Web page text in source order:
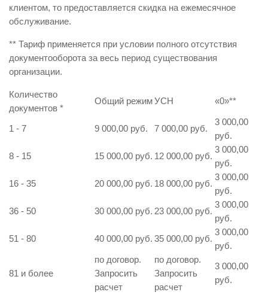
клиентом, то предоставляется скидка на ежемесячное
обслуживание.
** Тариф применяется при условии полного отсутствия
документооборота за весь период существования
организации.
Количество
документов *
Общий режимУСН «0»**
1 - 7 9 000,00 руб. 7 000,00 руб.
3 000,00
руб.
8 - 15
15 000,00 руб. 12 000,00 руб.
3 000,00
руб.
16 - 35
20 000,00 руб. 18 000,00 руб.
3 000,00
руб.
36 - 50
30 000,00 руб. 23 000,00 руб.
3 000,00
руб.
51 - 80
40 000,00 руб. 35 000,00 руб.
3 000,00
руб.
81 и более
по договор.
Запросить
расчет
по договор.
Запросить
расчет
3 000,00
руб.